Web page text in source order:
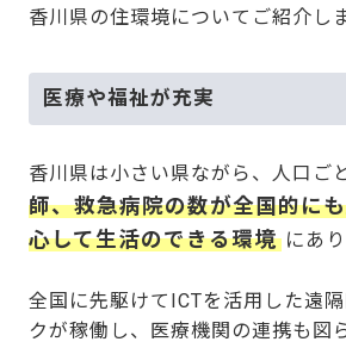
香川県の住環境についてご紹介しま
医療や福祉が充実
香川県は小さい県ながら、人口ご
師、救急病院の数が全国的に
心して生活のできる環境 にあり
全国に先駆けてICTを活用した遠
クが稼働し、医療機関の連携も図